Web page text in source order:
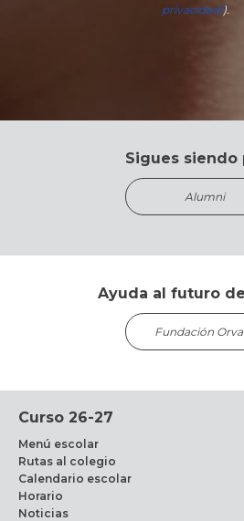
privacidad/).
Sigues siendo
Alumni
Ayuda al futuro
Fundación
Curso 26-27
Menú escolar
Rutas al colegio
Calendario escolar
Horario
Noticias